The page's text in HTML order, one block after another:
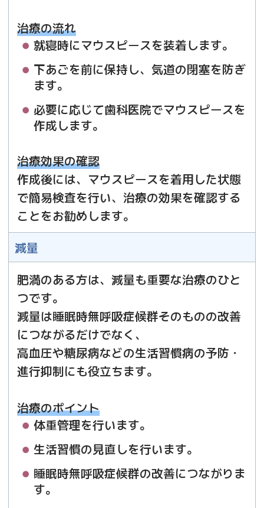
治療の流れ
就寝時にマウスピースを装着します。
下あごを前に保持し、気道の閉塞を防ぎ
ます。
必要に応じて歯科医院でマウスピースを
作成します。
治療効果の確認
作成後には、マウスピースを着用した状態
で簡易検査を行い、治療の効果を確認する
ことをお勧めします。
減量
肥満のある方は、減量も重要な治療のひと
つです。
減量は睡眠時無呼吸症候群そのものの改善
につながるだけでなく、
高血圧や糖尿病などの生活習慣病の予防・
進行抑制にも役立ちます。
治療のポイント
体重管理を行います。
生活習慣の見直しを行います。
睡眠時無呼吸症候群の改善につながりま
す。